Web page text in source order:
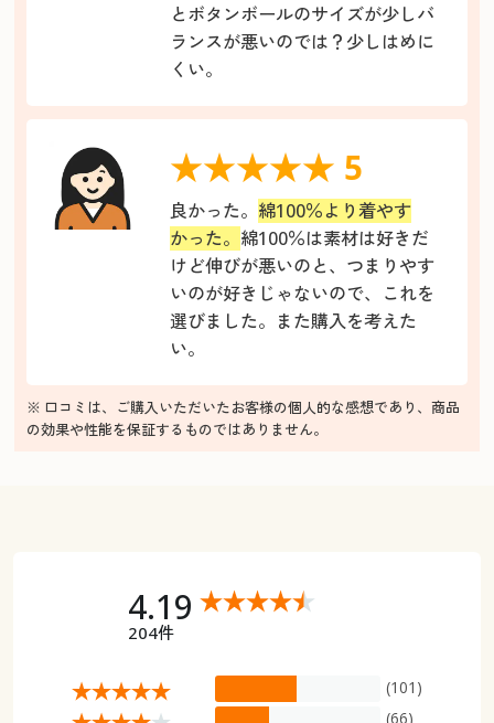
とボタンボールのサイズが少しバ
ランスが悪いのでは？少しはめに
くい。
★★★★★ 5
良かった。 綿100％より着やす
かった。 綿100％は素材は好きだ
けど伸びが悪いのと、つまりやす
いのが好きじゃないので、これを
選びました。また購入を考えた
い。
※ 口コミは、ご購入いただいたお客様の個人的な感想であり、商品
の効果や性能を保証するものではありません。
4.19
204件
(101)
(66)